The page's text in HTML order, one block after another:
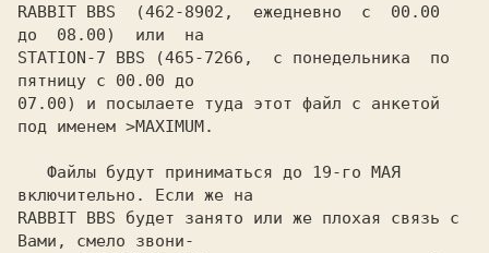
RABBIT BBS  (462-8902,  ежедневно  с  00.00
до  08.00)  или  на
STATION-7 BBS (465-7266,  с понедельника  по
пятницу с 00.00 до
07.00) и посылаете туда этот файл с анкетой
под именем >MAXIMUM.
включительно. Если же на
RABBIT BBS будет занято или же плохая связь с
Вами, смело звони-